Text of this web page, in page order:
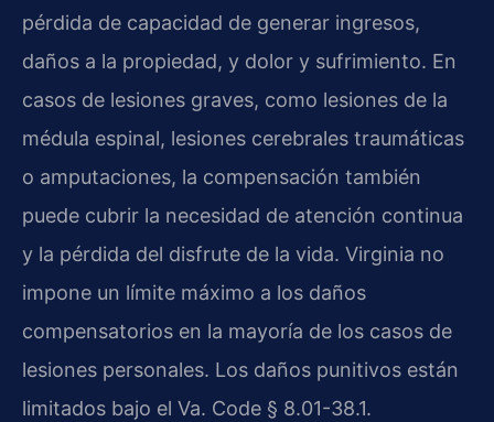
pérdida de capacidad de generar ingresos,
daños a la propiedad, y dolor y sufrimiento. En
casos de lesiones graves, como lesiones de la
médula espinal, lesiones cerebrales traumáticas
o amputaciones, la compensación también
puede cubrir la necesidad de atención continua
y la pérdida del disfrute de la vida. Virginia no
impone un límite máximo a los daños
compensatorios en la mayoría de los casos de
lesiones personales. Los daños punitivos están
limitados bajo el Va. Code § 8.01-38.1.